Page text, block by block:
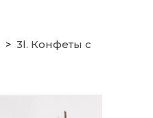
3l. Конфеты с